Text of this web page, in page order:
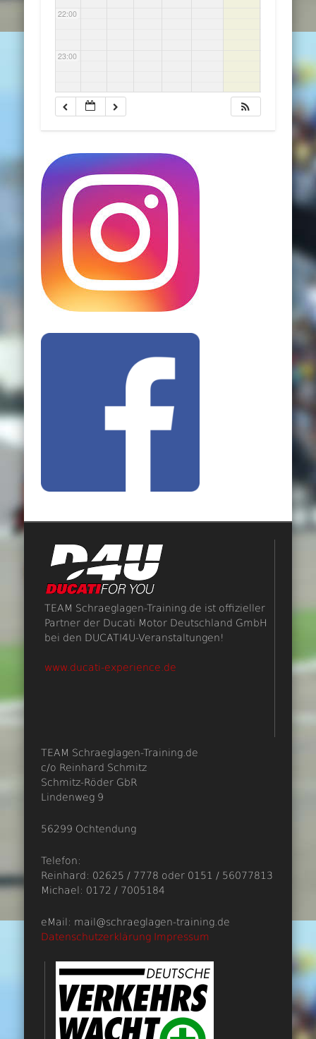
22:00
23:00
TEAM Schraeglagen-Training.de ist offizieller
Partner der Ducati Motor Deutschland GmbH
bei den DUCATI4U-Veranstaltungen!
www.ducati-experience.de
TEAM Schraeglagen-Training.de
c/o Reinhard Schmitz
Schmitz-Röder GbR
Lindenweg 9
56299 Ochtendung
Telefon:
Reinhard: 02625 / 7778 oder 0151 / 56077813
Michael: 0172 / 7005184
eMail: mail@schraeglagen-training.de
Datenschutzerklärung Impressum